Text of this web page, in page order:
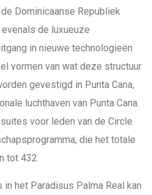
Dominicaanse Republiek
de luxueuze
in nieuwe technologieën
vormen van wat deze structuur
gevestigd in Punta Cana,
luchthaven van Punta Cana.
voor leden van de Circle
die het totale
tot 432.
in het Paradisus Palma Real kan